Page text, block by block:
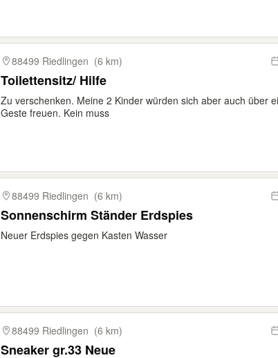
88499 Riedlingen (6 km)
Toilettensitz/ Hilfe
Zu verschenken. Meine 2 Kinder würden sich aber auch über
Geste freuen. Kein muss
88499 Riedlingen (6 km)
Sonnenschirm Ständer Erdspies
Neuer Erdspies gegen Kasten Wasser
88499 Riedlingen (6 km)
Sneaker gr.33 Neue